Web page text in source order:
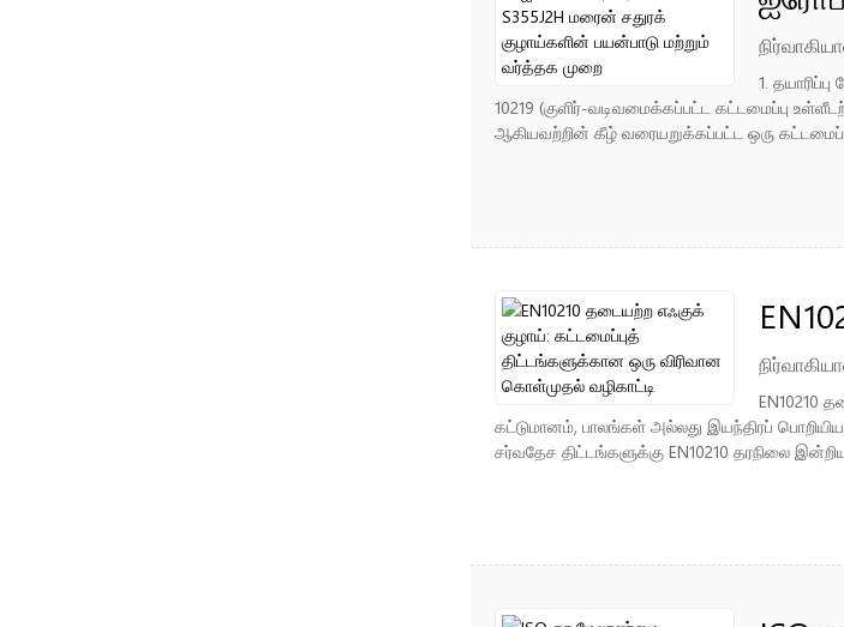
1.
10219 (குளிர்-வடிவமைக்கப்பட்ட கட்டமைப்பு
ஆகியவற்றின் கீழ் வரையறுக்கப்பட்ட ஒரு
EN10210
கட்டுமானம், பாலங்கள் அல்லது இயந்திரப்
சர்வதேச திட்டங்களுக்கு EN10210 தரநிலை